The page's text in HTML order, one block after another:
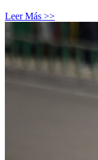
Leer Más >>